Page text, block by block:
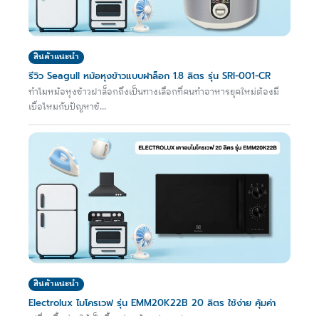
สินค้าแนะนำ
รีวิว Seagull หม้อหุงข้าวแบบฝาล็อก 1.8 ลิตร รุ่น SRI-001-CR
ทำไมหม้อหุงข้าวฝาล็อกถึงเป็นทางเลือกที่คนทำอาหารยุคใหม่ต้องมี
เบื่อไหมกับปัญหาข้...
สินค้าแนะนำ
Electrolux ไมโครเวฟ รุ่น EMM20K22B 20 ลิตร ใช้ง่าย คุ้มค่า